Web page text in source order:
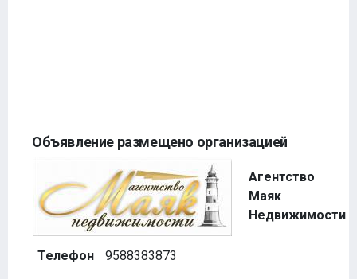
Объявление размещено организацией
Агентство
Маяк
Недвижимости
Телефон
9588383873